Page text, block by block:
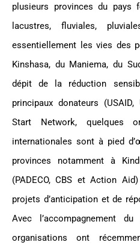
plusieurs provinces du pays
lacustres, fluviales,
essentiellement les vies des
Kinshasa, du Maniema, du
dépit de la réduction
principaux donateurs
Start Network, quelques
internationales sont à pied
provinces notamment à
(PADECO, CBS et Action
projets d’anticipation et de
Avec l’accompagnement
organisations ont